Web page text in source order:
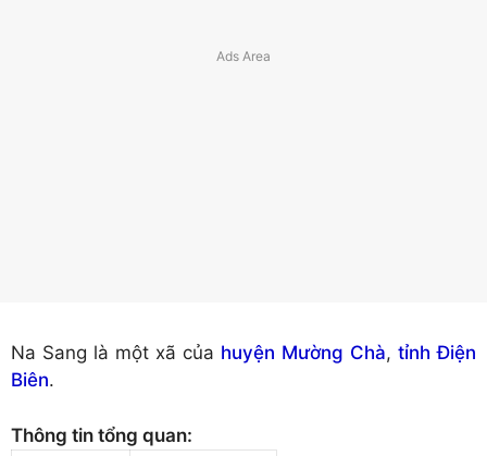
Na Sang là một xã của huyện Mường Chà, tỉnh Điện
Biên.
Thông tin tổng quan: